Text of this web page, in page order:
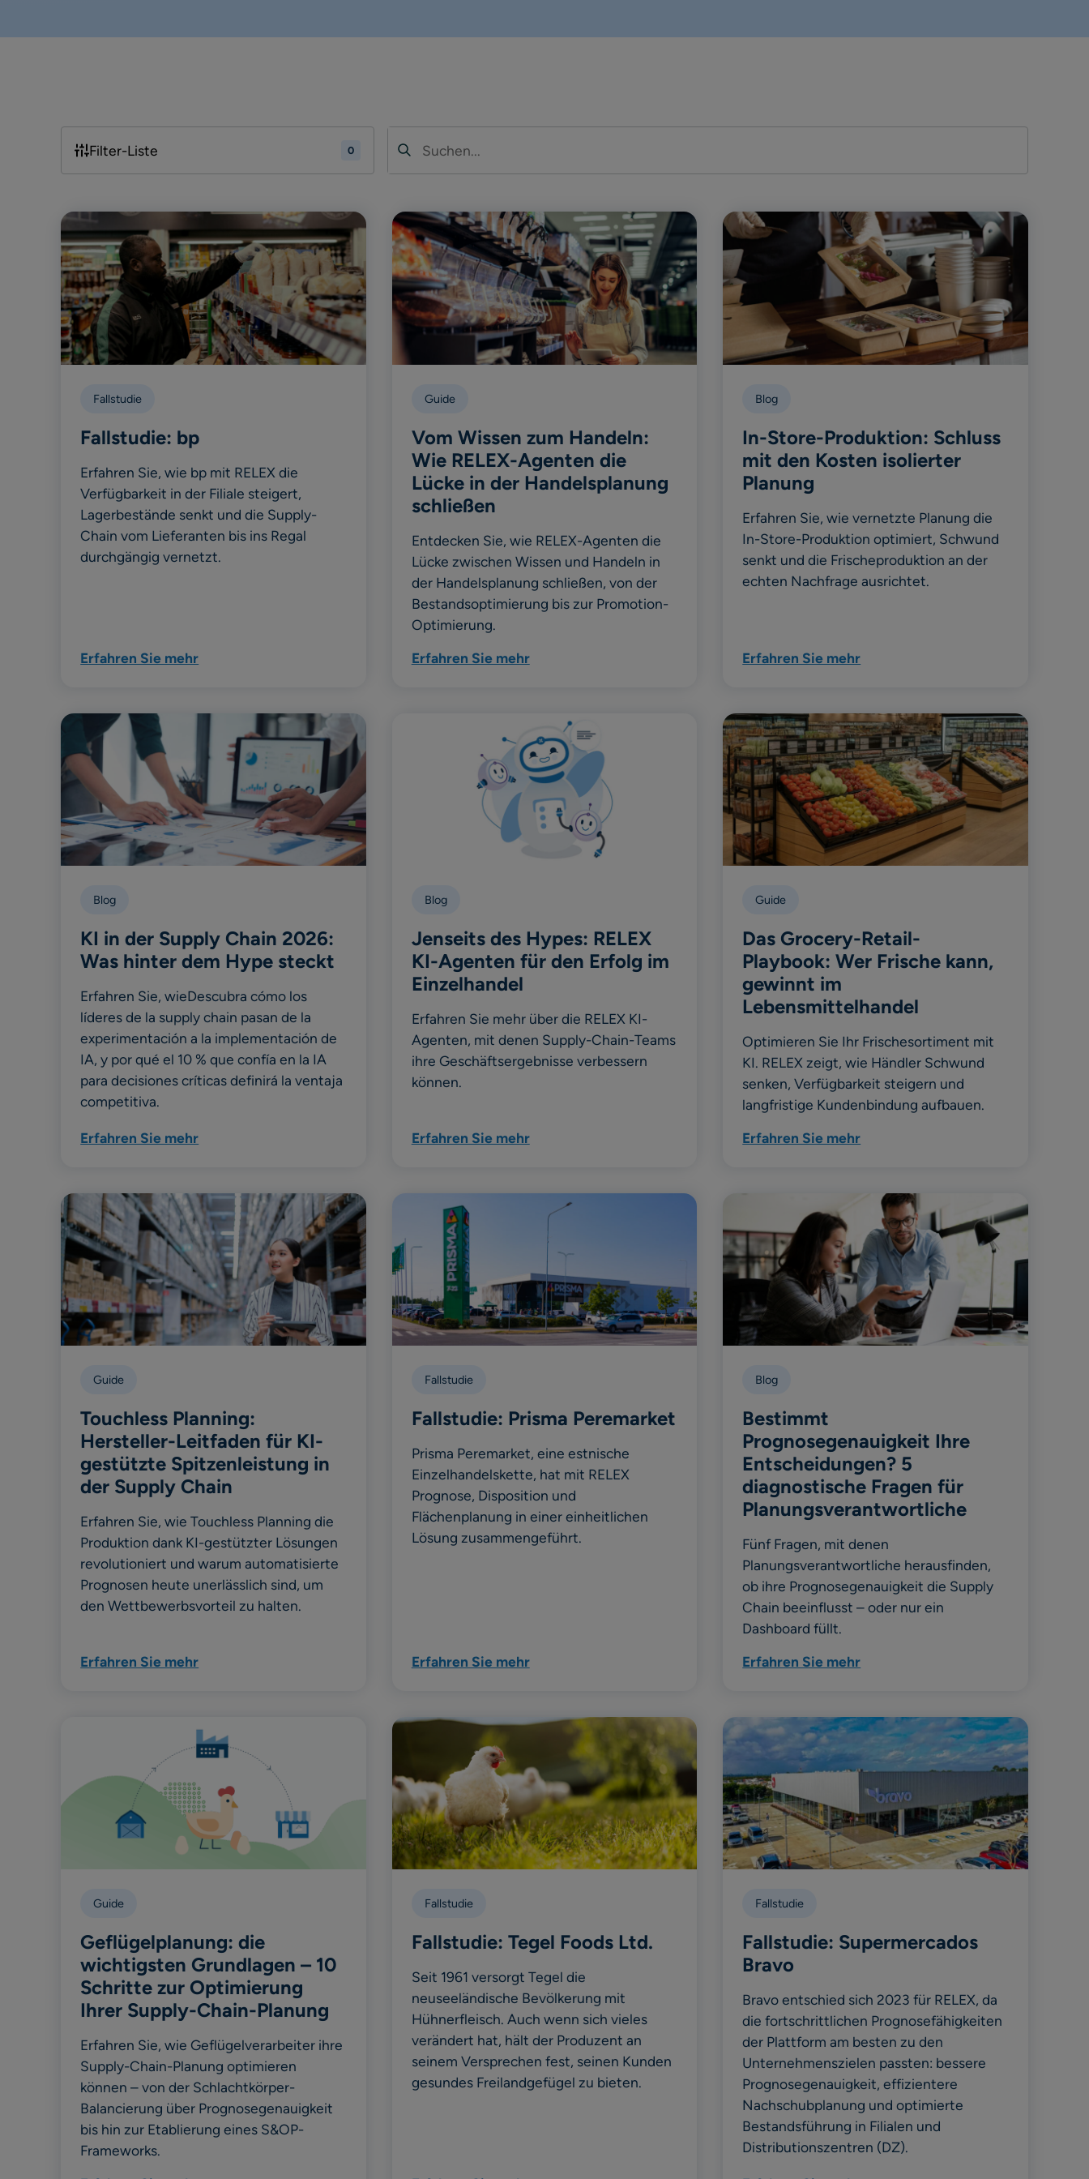
Filter-Liste 0
Fallstudie
Fallstudie: bp
Erfahren Sie, wie bp mit RELEX die
Verfügbarkeit in der Filiale steigert,
Lagerbestände senkt und die Supply-
Chain vom Lieferanten bis ins Regal
durchgängig vernetzt.
Erfahren Sie mehr
Guide
Vom Wissen zum Handeln:
Wie RELEX-Agenten die
Lücke in der Handelsplanung
schließen
Entdecken Sie, wie RELEX-Agenten die
Lücke zwischen Wissen und Handeln in
der Handelsplanung schließen, von der
Bestandsoptimierung bis zur Promotion-
Optimierung.
Erfahren Sie mehr
Blog
In-Store-Produktion: Schluss
mit den Kosten isolierter
Planung
Erfahren Sie, wie vernetzte Planung die
In-Store-Produktion optimiert, Schwund
senkt und die Frischeproduktion an der
echten Nachfrage ausrichtet.
Erfahren Sie mehr
Blog
KI in der Supply Chain 2026:
Was hinter dem Hype steckt
Erfahren Sie, wieDescubra cómo los
líderes de la supply chain pasan de la
experimentación a la implementación de
IA, y por qué el 10 % que confía en la IA
para decisiones críticas definirá la ventaja
competitiva.
Erfahren Sie mehr
Blog
Jenseits des Hypes: RELEX
KI-Agenten für den Erfolg im
Einzelhandel
Erfahren Sie mehr über die RELEX KI-
Agenten, mit denen Supply-Chain-Teams
ihre Geschäftsergebnisse verbessern
können.
Erfahren Sie mehr
Guide
Das Grocery-Retail-
Playbook: Wer Frische kann,
gewinnt im
Lebensmittelhandel
Optimieren Sie Ihr Frischesortiment mit
KI. RELEX zeigt, wie Händler Schwund
senken, Verfügbarkeit steigern und
langfristige Kundenbindung aufbauen.
Erfahren Sie mehr
Guide
Touchless Planning:
Hersteller-Leitfaden für KI-
gestützte Spitzenleistung in
der Supply Chain
Erfahren Sie, wie Touchless Planning die
Produktion dank KI-gestützter Lösungen
revolutioniert und warum automatisierte
Prognosen heute unerlässlich sind, um
den Wettbewerbsvorteil zu halten.
Erfahren Sie mehr
Fallstudie
Fallstudie: Prisma Peremarket
Prisma Peremarket, eine estnische
Einzelhandelskette, hat mit RELEX
Prognose, Disposition und
Flächenplanung in einer einheitlichen
Lösung zusammengeführt.
Erfahren Sie mehr
Blog
Bestimmt
Prognosegenauigkeit Ihre
Entscheidungen? 5
diagnostische Fragen für
Planungsverantwortliche
Fünf Fragen, mit denen
Planungsverantwortliche herausfinden,
ob ihre Prognosegenauigkeit die Supply
Chain beeinflusst – oder nur ein
Dashboard füllt.
Erfahren Sie mehr
Guide
Geflügelplanung: die
wichtigsten Grundlagen – 10
Schritte zur Optimierung
Ihrer Supply-Chain-Planung
Erfahren Sie, wie Geflügelverarbeiter ihre
Supply-Chain-Planung optimieren
können – von der Schlachtkörper-
Balancierung über Prognosegenauigkeit
bis hin zur Etablierung eines S&OP-
Frameworks.
Fallstudie
Fallstudie: Tegel Foods Ltd.
Seit 1961 versorgt Tegel die
neuseeländische Bevölkerung mit
Hühnerfleisch. Auch wenn sich vieles
verändert hat, hält der Produzent an
seinem Versprechen fest, seinen Kunden
gesundes Freilandgefügel zu bieten.
Fallstudie
Fallstudie: Supermercados
Bravo
Bravo entschied sich 2023 für RELEX, da
die fortschrittlichen Prognosefähigkeiten
der Plattform am besten zu den
Unternehmenszielen passten: bessere
Prognosegenauigkeit, effizientere
Nachschubplanung und optimierte
Bestandsführung in Filialen und
Distributionszentren (DZ).